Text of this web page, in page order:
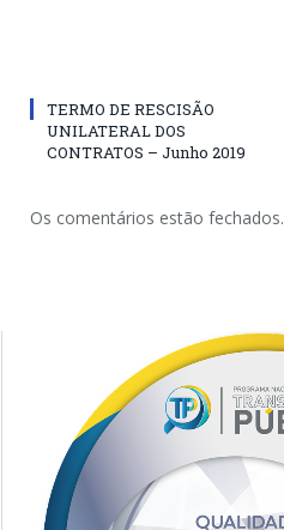
TERMO DE RESCISÃO
UNILATERAL DOS
CONTRATOS – Junho 2019
Os comentários estão fechados.